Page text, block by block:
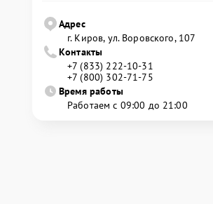
Адрес
г. Киров, ул. Воровского, 107
Контакты
+7 (833) 222-10-31
+7 (800) 302-71-75
Время работы
Работаем с 09:00 до 21:00